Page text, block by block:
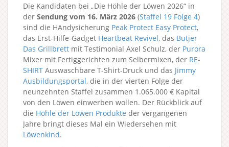
Die Kandidaten bei „Die Höhle der Löwen 2026“ in
der Sendung vom 16. März 2026 (Staffel 19 Folge 4)
sind die HAndysicherung Peak Protect Easy Protect,
das Erst-Hilfe-Gadget Heartbeat Revivel, das Butjer
Das Grillbrett mit Testimonial Axel Schulz, der Purora
Mixer mit Fertiggerichten zum Selbermixen, der RE-
SHIRT Auswaschbare T-Shirt-Druck und das Jimmy
Ausbildungsportal, die in der vierten Folge der
neunzehnten Staffel zusammen 1.065.000 € Kapital
von den Löwen einwerben wollen. Der Rückblick auf
die Höhle der Löwen Produkte der vergangenen
Jahre bringt dieses Mal ein Wiedersehen mit
Löwenkind.